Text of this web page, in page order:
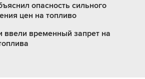
опасность сильного
цен на топливо
ввели временный запрет на